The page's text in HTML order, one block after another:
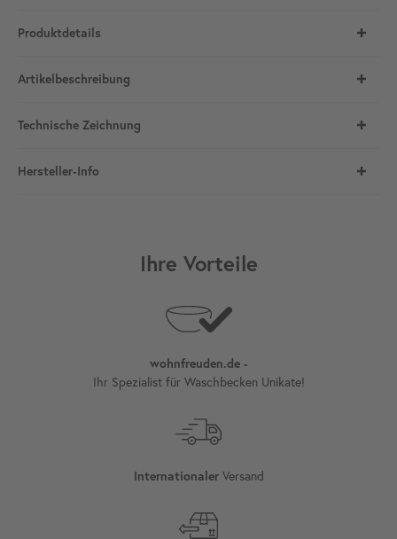
Produktdetails
Artikelbeschreibung
Technische Zeichnung
Hersteller-Info
Ihre Vorteile
wohnfreuden.de -
Ihr Spezialist für Waschbecken Unikate!
InternationalerVersand